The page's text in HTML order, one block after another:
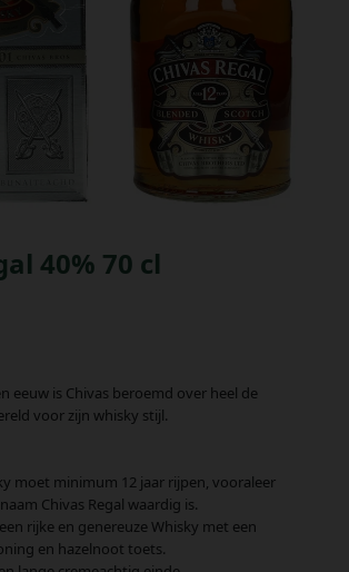
40% 70 cl
eeuw is Chivas beroemd over heel de
voor zijn whisky stijl.
moet minimum 12 jaar rijpen, vooraleer
Chivas Regal waardig is.
rijke en genereuze Whisky met een
en hazelnoot toets.